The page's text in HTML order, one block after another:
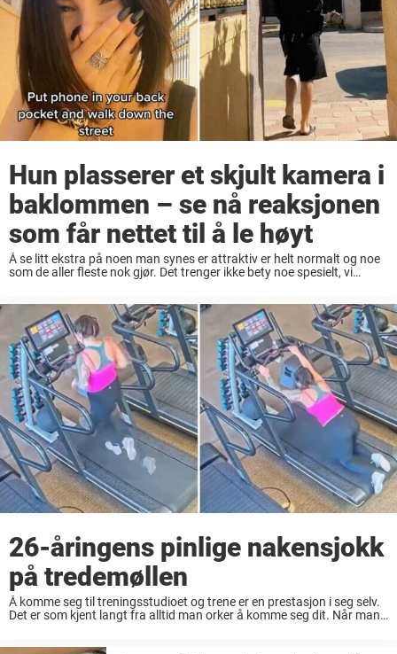
Hun plasserer et skjult kamera i
baklommen – se nå reaksjonen
som får nettet til å le høyt
Å se litt ekstra på noen man synes er attraktiv er helt normalt og noe
som de aller fleste nok gjør. Det trenger ikke bety noe spesielt, vi
26-åringens pinlige nakensjokk
på tredemøllen
Å komme seg til treningsstudioet og trene er en prestasjon i seg selv.
Det er som kjent langt fra alltid man orker å komme seg dit. Når man